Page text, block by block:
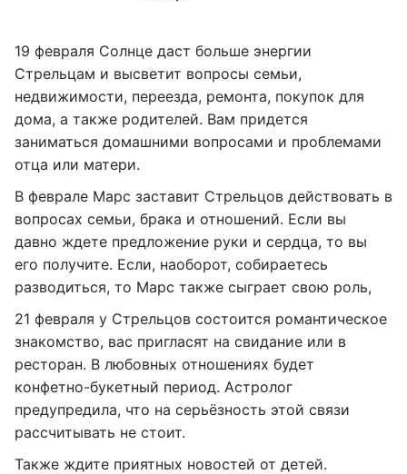
19 февраля Солнце даст больше энергии
Стрельцам и высветит вопросы семьи,
недвижимости, переезда, ремонта, покупок для
дома, а также родителей. Вам придется
заниматься домашними вопросами и проблемами
отца или матери.
В феврале Марс заставит Стрельцов действовать в
вопросах семьи, брака и отношений. Если вы
давно ждете предложение руки и сердца, то вы
его получите. Если, наоборот, собираетесь
разводиться, то Марс также сыграет свою роль,
21 февраля у Стрельцов состоится романтическое
знакомство, вас пригласят на свидание или в
ресторан. В любовных отношениях будет
конфетно-букетный период. Астролог
предупредила, что на серьёзность этой связи
рассчитывать не стоит.
Также ждите приятных новостей от детей.